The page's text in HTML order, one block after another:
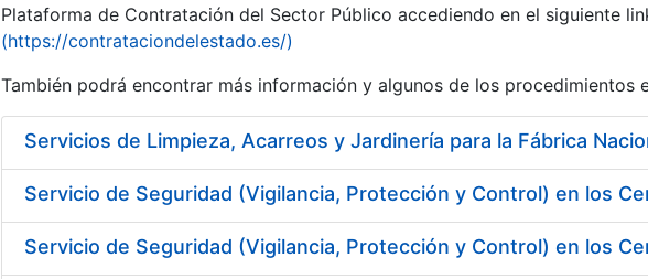
Mostrar/Ocultar
Plataforma de Contratación del Sector Público accediendo en el siguiente
(https://contrataciondelestado.es/)
También podrá encontrar más información y algunos de los procedimientos
Servicio de Seguridad (Vigilancia, Protección y Control) en los
Servicio de Seguridad (Vigilancia, Protección y Control) en los